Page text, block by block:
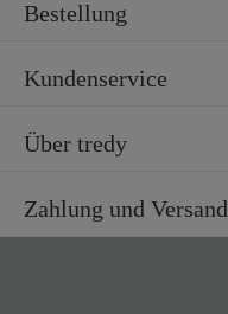
Bestellung
Kundenservice
Über tredy
Zahlung und Versand